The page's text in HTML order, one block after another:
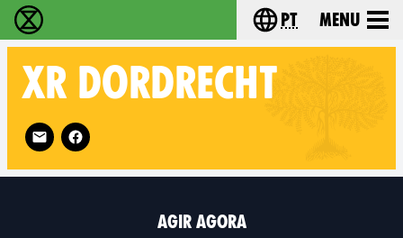
Extinction Rebellion - Home Choose your
pt Menu
XR DORDRECHT
Follow XR Dordrecht on
AGIR AGORA